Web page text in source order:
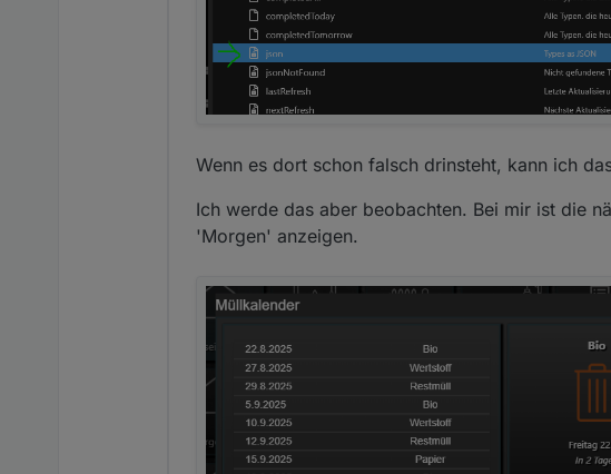
Wenn es dort schon falsch drinsteht, kann ich
Ich werde das aber beobachten. Bei mir ist die
'Morgen' anzeigen.